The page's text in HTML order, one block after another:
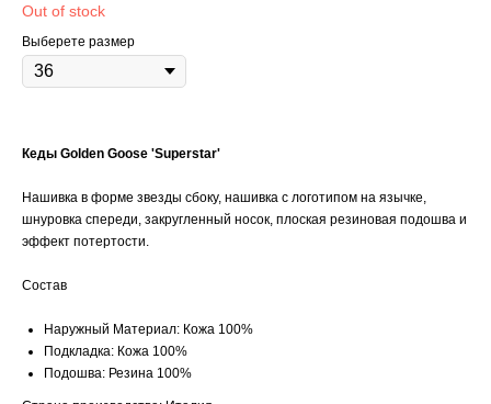
Out of stock
Выберете размер
Кеды Golden Goose 'Superstar'
Нашивка в форме звезды сбоку, нашивка с логотипом на язычке,
шнуровка спереди, закругленный носок, плоская резиновая подошва и
эффект потертости.
Состав
Наружный Материал: Кожа 100%
Подкладка: Кожа 100%
Подошва: Резина 100%